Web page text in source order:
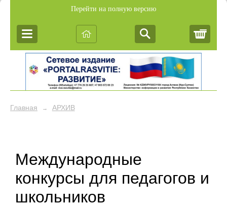
Перейти на полную версию
Главная → АРХИВ
Международные
конкурсы для педагогов и
школьников